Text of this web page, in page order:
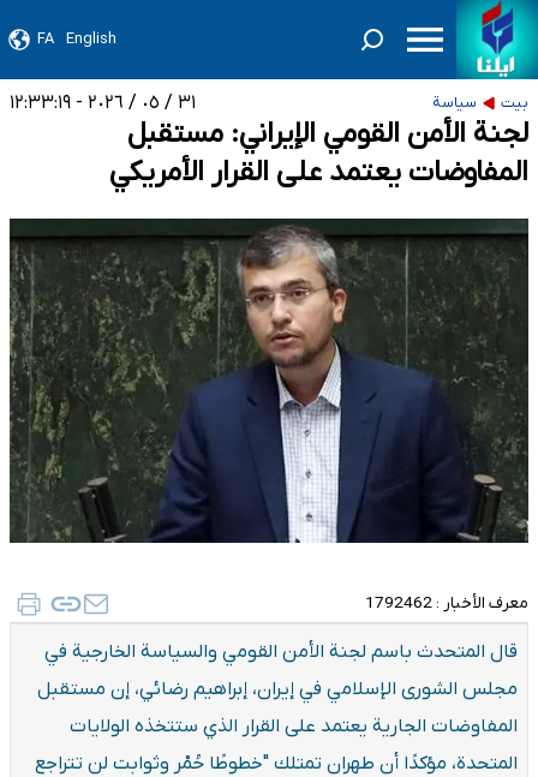
English
FA
بيت سياسة ٣١ / ٠٥ / ٢٠٢٦ - ١٢:٣٣:١٩
لجنة الأمن القومي الإيراني: مستقبل
المفاوضات يعتمد على القرار الأمريكي
معرف الأخبار : 1792462
قال المتحدث باسم لجنة الأمن القومي والسياسة الخارجية في
مجلس الشوری الإسلامي في إيران، إبراهيم رضائي، إن مستقبل
المفاوضات الجارية يعتمد على القرار الذي ستتخذه الولايات
المتحدة، مؤكدًا أن طهران تمتلك "خطوطًا حُمْر وثوابت لن تتراجع